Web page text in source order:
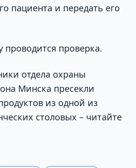
пациента и передать его
проводится проверка.
отдела охраны
Минска пресекли
из одной из
столовых – читайте